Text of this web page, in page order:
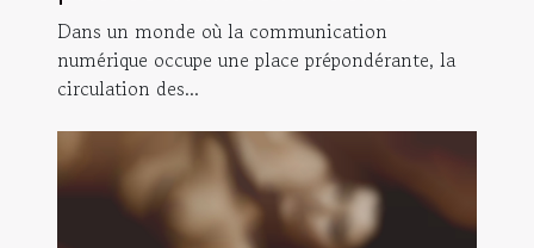
les relations ?
Dans un monde où la communication
numérique occupe une place prépondérante, la
circulation des...